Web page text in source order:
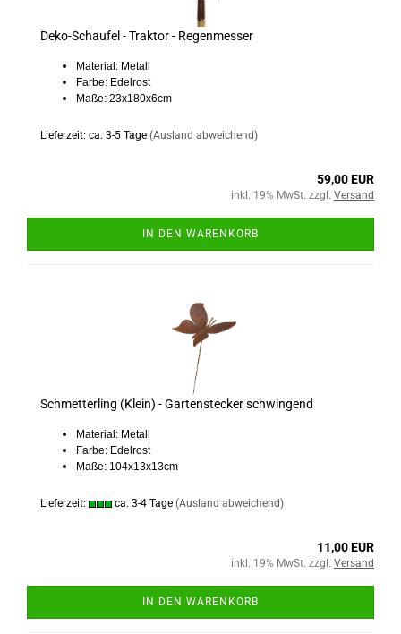
Deko-Schaufel - Traktor - Regenmesser
Material: Metall
Farbe: Edelrost
Maße: 23x180x6cm
Lieferzeit: ca. 3-5 Tage (Ausland abweichend)
59,00 EUR
inkl. 19% MwSt. zzgl. Versand
IN DEN WARENKORB
Schmetterling (Klein) - Gartenstecker schwingend
Material: Metall
Farbe: Edelrost
Maße: 104x13x13cm
Lieferzeit: ca. 3-4 Tage (Ausland abweichend)
11,00 EUR
inkl. 19% MwSt. zzgl. Versand
IN DEN WARENKORB